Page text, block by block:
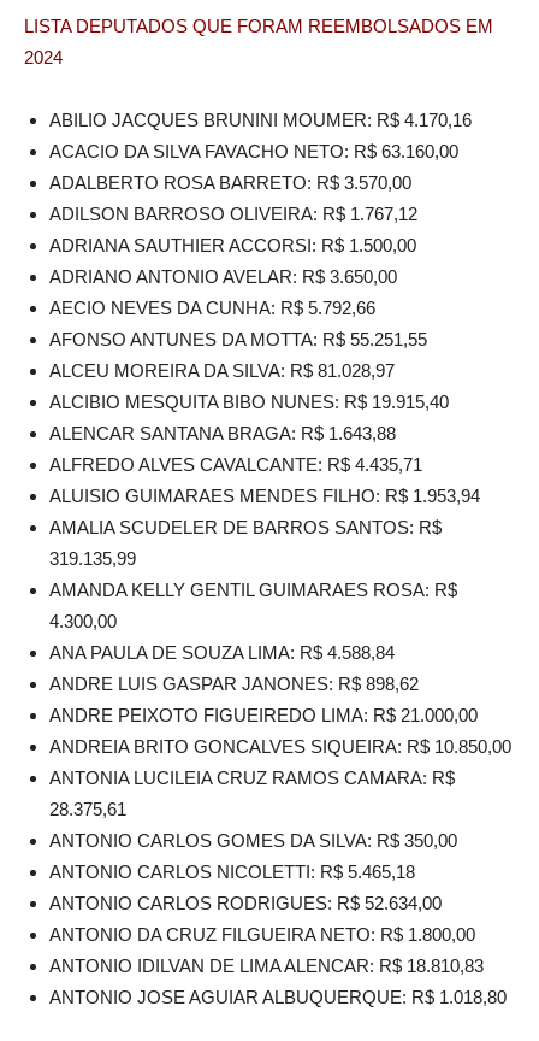
LISTA DEPUTADOS QUE FORAM REEMBOLSADOS EM
2024
ABILIO JACQUES BRUNINI MOUMER: R$ 4.170,16
ACACIO DA SILVA FAVACHO NETO: R$ 63.160,00
ADALBERTO ROSA BARRETO: R$ 3.570,00
ADILSON BARROSO OLIVEIRA: R$ 1.767,12
ADRIANA SAUTHIER ACCORSI: R$ 1.500,00
ADRIANO ANTONIO AVELAR: R$ 3.650,00
AECIO NEVES DA CUNHA: R$ 5.792,66
AFONSO ANTUNES DA MOTTA: R$ 55.251,55
ALCEU MOREIRA DA SILVA: R$ 81.028,97
ALCIBIO MESQUITA BIBO NUNES: R$ 19.915,40
ALENCAR SANTANA BRAGA: R$ 1.643,88
ALFREDO ALVES CAVALCANTE: R$ 4.435,71
ALUISIO GUIMARAES MENDES FILHO: R$ 1.953,94
AMALIA SCUDELER DE BARROS SANTOS: R$
319.135,99
AMANDA KELLY GENTIL GUIMARAES ROSA: R$
4.300,00
ANA PAULA DE SOUZA LIMA: R$ 4.588,84
ANDRE LUIS GASPAR JANONES: R$ 898,62
ANDRE PEIXOTO FIGUEIREDO LIMA: R$ 21.000,00
ANDREIA BRITO GONCALVES SIQUEIRA: R$ 10.850,00
ANTONIA LUCILEIA CRUZ RAMOS CAMARA: R$
28.375,61
ANTONIO CARLOS GOMES DA SILVA: R$ 350,00
ANTONIO CARLOS NICOLETTI: R$ 5.465,18
ANTONIO CARLOS RODRIGUES: R$ 52.634,00
ANTONIO DA CRUZ FILGUEIRA NETO: R$ 1.800,00
ANTONIO IDILVAN DE LIMA ALENCAR: R$ 18.810,83
ANTONIO JOSE AGUIAR ALBUQUERQUE: R$ 1.018,80